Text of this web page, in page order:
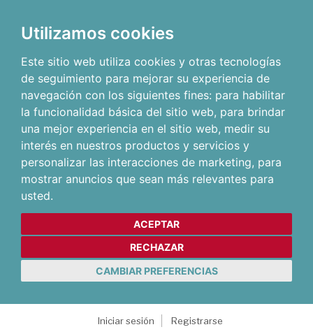
Utilizamos cookies
Este sitio web utiliza cookies y otras tecnologías
de seguimiento para mejorar su experiencia de
navegación con los siguientes fines: para habilitar
la funcionalidad básica del sitio web, para brindar
una mejor experiencia en el sitio web, medir su
interés en nuestros productos y servicios y
personalizar las interacciones de marketing, para
mostrar anuncios que sean más relevantes para
usted.
ACEPTAR
RECHAZAR
CAMBIAR PREFERENCIAS
Iniciar sesión
Registrarse